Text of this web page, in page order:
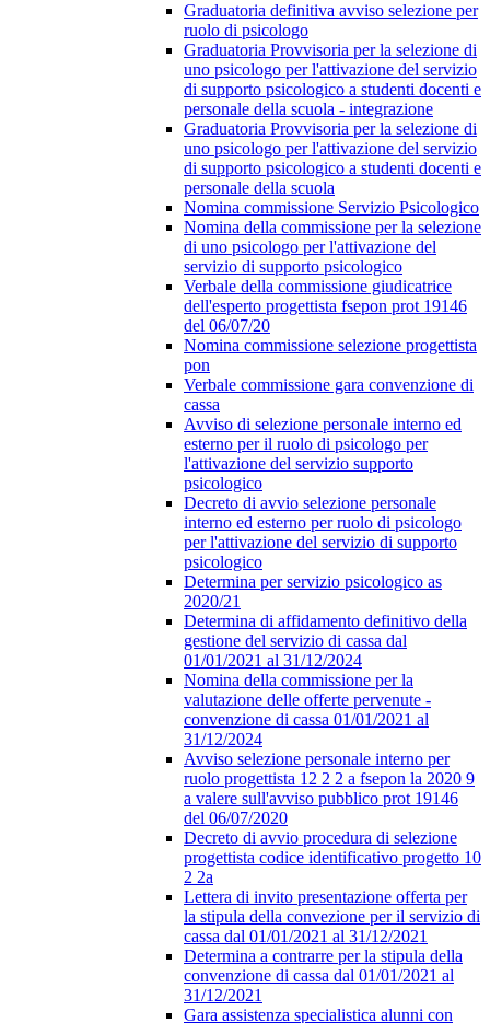
Graduatoria definitiva avviso selezione per
ruolo di psicologo
Graduatoria Provvisoria per la selezione di
uno psicologo per l'attivazione del servizio
di supporto psicologico a studenti docenti e
personale della scuola - integrazione
Graduatoria Provvisoria per la selezione di
uno psicologo per l'attivazione del servizio
di supporto psicologico a studenti docenti e
personale della scuola
Nomina commissione Servizio Psicologico
Nomina della commissione per la selezione
di uno psicologo per l'attivazione del
servizio di supporto psicologico
Verbale della commissione giudicatrice
dell'esperto progettista fsepon prot 19146
del 06/07/20
Nomina commissione selezione progettista
pon
Verbale commissione gara convenzione di
cassa
Avviso di selezione personale interno ed
esterno per il ruolo di psicologo per
l'attivazione del servizio supporto
psicologico
Decreto di avvio selezione personale
interno ed esterno per ruolo di psicologo
per l'attivazione del servizio di supporto
psicologico
Determina per servizio psicologico as
2020/21
Determina di affidamento definitivo della
gestione del servizio di cassa dal
01/01/2021 al 31/12/2024
Nomina della commissione per la
valutazione delle offerte pervenute -
convenzione di cassa 01/01/2021 al
31/12/2024
Avviso selezione personale interno per
ruolo progettista 12 2 2 a fsepon la 2020 9
a valere sull'avviso pubblico prot 19146
del 06/07/2020
Decreto di avvio procedura di selezione
progettista codice identificativo progetto 10
2 2a
Lettera di invito presentazione offerta per
la stipula della convezione per il servizio di
cassa dal 01/01/2021 al 31/12/2021
Determina a contrarre per la stipula della
convenzione di cassa dal 01/01/2021 al
31/12/2021
Gara assistenza specialistica alunni con